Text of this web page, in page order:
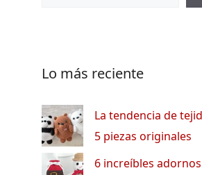
Lo más reciente
La tendencia de
5 piezas originales
6 increíbles